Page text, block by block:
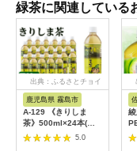
緑茶に関連している
出典：ふるさとチョイ
鹿児島県 霧島市
A-129 《きりしま
茶》500ml×24本(ペ
ットボトル)【JA】
5.0